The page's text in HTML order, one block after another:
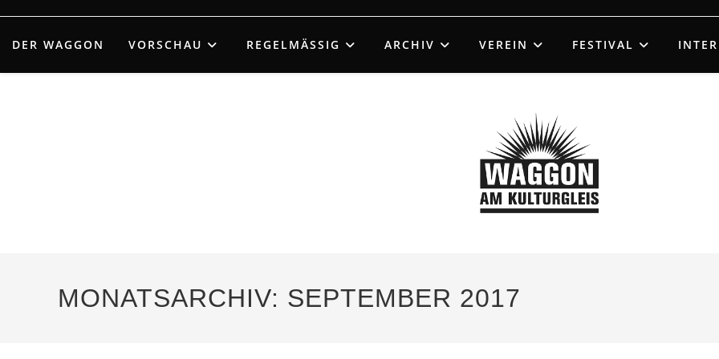
springen
DER WAGGON VORSCHAU REGELMÄSSIG ARCHIV VEREIN FESTIVAL
MONATSARCHIV: SEPTEMBER 2017